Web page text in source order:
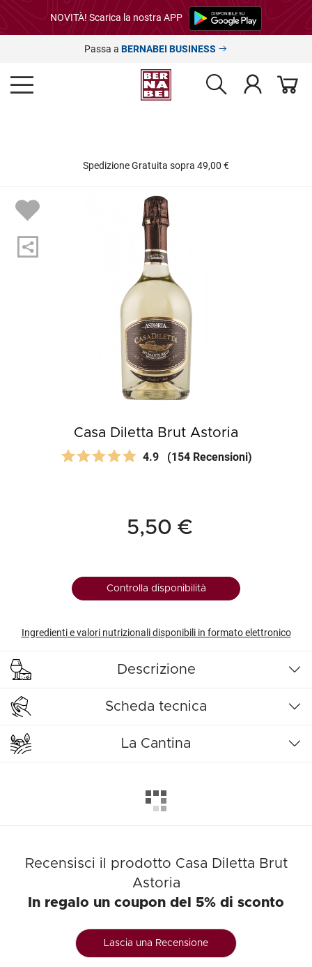
NOVITÀ! Scarica la nostra APP
Passa a BERNABEI BUSINESS
Spedizione Gratuita sopra 49,00 €
Casa Diletta Brut Astoria
4.9 (154 Recensioni)
5,50 €
Controlla disponibilità
Ingredienti e valori nutrizionali disponibili in formato elettronico
Descrizione
Scheda tecnica
La Cantina
Recensisci il prodotto Casa Diletta Brut
Astoria
In regalo un coupon del 5% di sconto
Lascia una Recensione